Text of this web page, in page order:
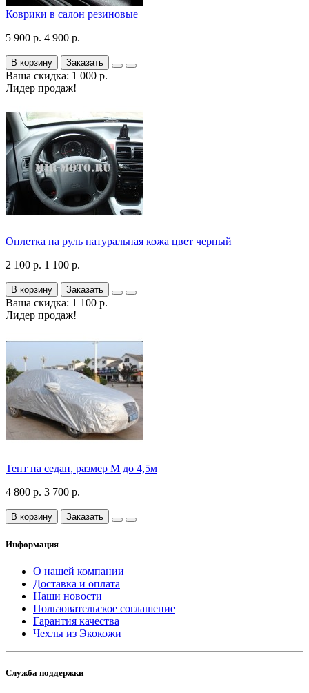
Коврики в салон резиновые
5 900 р. 4 900 р.
В корзину Заказать
Ваша скидка: 1 000 р.
Лидер продаж!
Оплетка на руль натуральная кожа цвет черный
2 100 р. 1 100 р.
В корзину Заказать
Ваша скидка: 1 100 р.
Лидер продаж!
Тент на седан, размер М до 4,5м
4 800 р. 3 700 р.
В корзину Заказать
Информация
О нашей компании
Доставка и оплата
Наши новости
Пользовательское соглашение
Гарантия качества
Чехлы из Экокожи
Служба поддержки